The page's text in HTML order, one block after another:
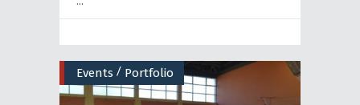
Events / Portfolio